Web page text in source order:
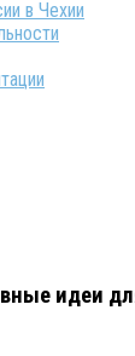
в Чехии
идеи